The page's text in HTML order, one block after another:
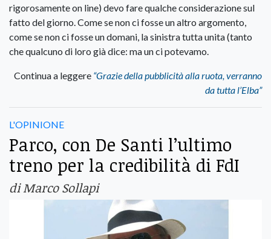
rigorosamente on line) devo fare qualche considerazione sul
fatto del giorno. Come se non ci fosse un altro argomento,
come se non ci fosse un domani, la sinistra tutta unita (tanto
che qualcuno di loro già dice: ma un ci potevamo.
Continua a leggere “Grazie della pubblicità alla ruota, verranno
da tutta l’Elba”
L'OPINIONE
Parco, con De Santi l’ultimo
treno per la credibilità di FdI
di Marco Sollapi